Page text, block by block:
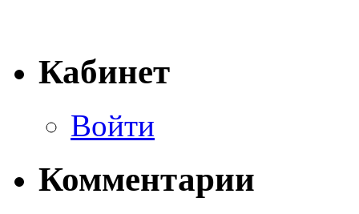
Кабинет
Войти
Комментарии